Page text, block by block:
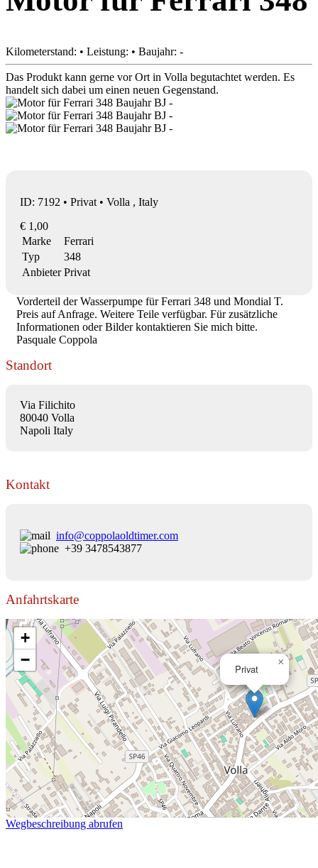
Kilometerstand: • Leistung: • Baujahr: -
Das Produkt kann gerne vor Ort in Volla begutachtet werden. Es
handelt sich dabei um einen neuen Gegenstand.
ID: 7192 • Privat • Volla , Italy
€ 1,00
Marke
Ferrari
Typ
348
Anbieter Privat
Vorderteil der Wasserpumpe für Ferrari 348 und Mondial T.
Preis auf Anfrage. Weitere Teile verfügbar. Für zusätzliche
Informationen oder Bilder kontaktieren Sie mich bitte.
Pasquale Coppola
Standort
Via Filichito
80040 Volla
Napoli Italy
Kontakt
info@coppolaoldtimer.com
+39 3478543877
Anfahrtskarte
Privat
×
+
−
Wegbeschreibung abrufen